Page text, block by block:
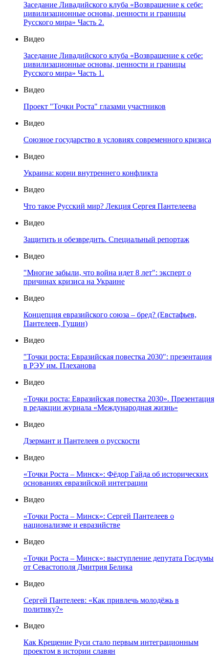
Заседание Ливадийского клуба «Возвращение к себе:
цивилизационные основы, ценности и границы
Русского мира» Часть 2.
Видео
Заседание Ливадийского клуба «Возвращение к себе:
цивилизационные основы, ценности и границы
Русского мира» Часть 1.
Видео
Проект "Точки Роста" глазами участников
Видео
Союзное государство в условиях современного кризиса
Видео
Украина: корни внутреннего конфликта
Видео
Что такое Русский мир? Лекция Сергея Пантелеева
Видео
Защитить и обезвредить. Специальный репортаж
Видео
"Многие забыли, что война идет 8 лет": эксперт о
причинах кризиса на Украине
Видео
Концепция евразийского союза – бред? (Евстафьев,
Пантелеев, Гущин)
Видео
"Точки роста: Евразийская повестка 2030": презентация
в РЭУ им. Плеханова
Видео
«Точки роста: Евразийская повестка 2030». Презентация
в редакции журнала «Международная жизнь»
Видео
Дзермант и Пантелеев о русскости
Видео
«Точки Роста – Минск»: Фёдор Гайда об исторических
основаниях евразийской интеграции
Видео
«Точки Роста – Минск»: Сергей Пантелеев о
национализме и евразийстве
Видео
«Точки Роста – Минск»: выступление депутата Госдумы
от Севастополя Дмитрия Белика
Видео
Сергей Пантелеев: «Как привлечь молодёжь в
политику?»
Видео
Как Крещение Руси стало первым интеграционным
проектом в истории славян